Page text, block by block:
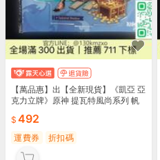
【萬品惠】出【全新現貨】《凱亞 亞
克力立牌》原神 提瓦特風尚系列 帆
492
運費券 折扣碼